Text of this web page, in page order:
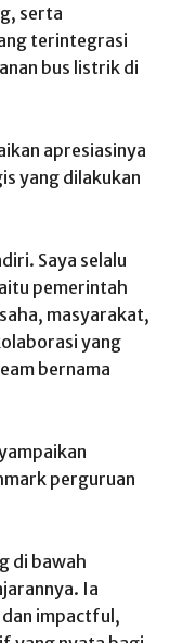
serta
terintegrasi
bus listrik di
apresiasinya
yang dilakukan
Saya selalu
pemerintah
masyarakat,
yang
bernama
perguruan
di bawah
Ia
dan impactful,